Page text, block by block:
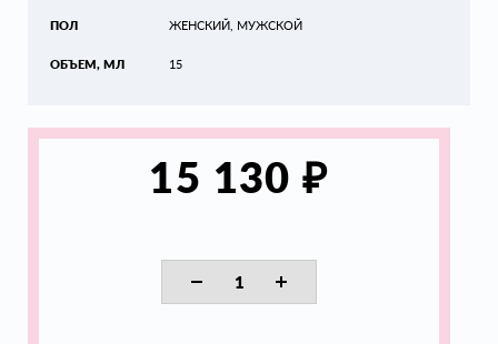
ПОЛ
ОБЪЕМ, МЛ
ЖЕНСКИЙ, МУЖСКОЙ
15
15 130₽